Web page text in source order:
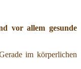
vor allem gesunde
im körperlichen